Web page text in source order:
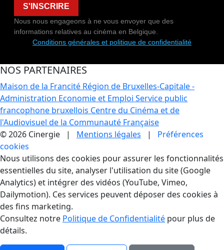
S'INSCRIRE
Nous nous engageons à ne vous envoyer que des
informations relatives au cinéma en Belgique.
Conditions générales et politique de confidentialité
NOS PARTENAIRES
Maison de la Francité Région de Bruxelles-Capitale -
Administration Economie et Emploi Service public
francophone bruxellois Centre du Cinéma et de
l'Audiovisuel de la Communauté Française
© 2026 Cinergie | Mentions légales | Préférences
cookies
Gestion des Cookies
Nous utilisons des cookies pour assurer les fonctionnalités
essentielles du site, analyser l'utilisation du site (Google
Analytics) et intégrer des vidéos (YouTube, Vimeo,
Dailymotion). Ces services peuvent déposer des cookies à
des fins marketing.
Consultez notre Politique de Confidentialité pour plus de
détails.